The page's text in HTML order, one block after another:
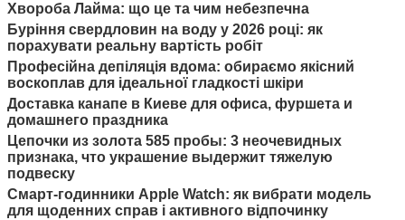
Хвороба Лайма: що це та чим небезпечна
Буріння свердловин на воду у 2026 році: як
порахувати реальну вартість робіт
Професійна депіляція вдома: обираємо якісний
воскоплав для ідеальної гладкості шкіри
Доставка канапе в Киеве для офиса, фуршета и
домашнего праздника
Цепочки из золота 585 пробы: 3 неочевидных
признака, что украшение выдержит тяжелую
подвеску
Смарт-годинники Apple Watch: як вибрати модель
для щоденних справ і активного відпочинку